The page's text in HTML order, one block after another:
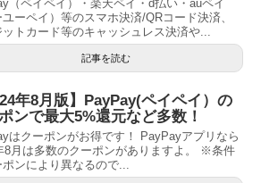
（ペイペイ）・楽天ペイ・d払い・auペイ
ユーペイ）等のスマホ決済/QRコード決済、
ットカード等のキャッシュレス決済や...
記事を読む
年8月版】PayPay(ペイペイ）の
ンで最大5%還元など多数！
はクーポンがお得です！ PayPayアプリなら
8月は多数のクーポンがありますよ。 ※条件
ポンにより異なるので...